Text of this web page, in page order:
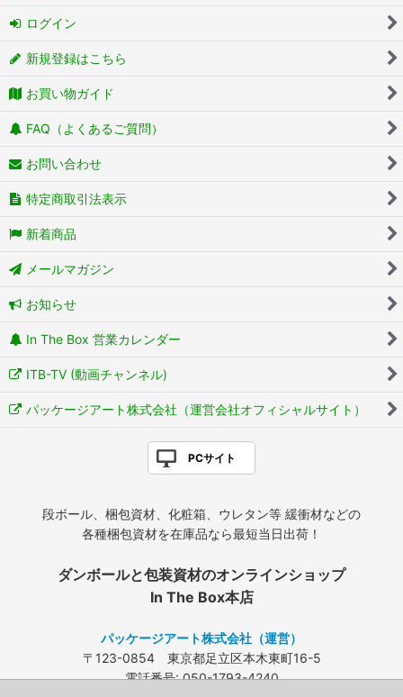
ログイン
新規登録はこちら
お買い物ガイド
FAQ（よくあるご質問）
お問い合わせ
特定商取引法表示
新着商品
メールマガジン
お知らせ
In The Box 営業カレンダー
ITB-TV (動画チャンネル)
パッケージアート株式会社（運営会社オフィシャルサイト）
PCサイト
段ボール、梱包資材、化粧箱、ウレタン等 緩衝材などの
各種梱包資材を在庫品なら最短当日出荷！
ダンボールと包装資材のオンラインショップ
In The Box本店
パッケージアート株式会社（運営）
〒123-0854 東京都足立区本木東町16-5
電話番号: 050-1793-4240